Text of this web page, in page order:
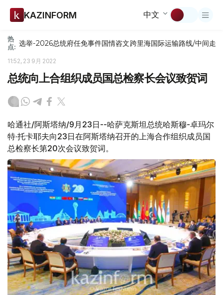
KAZINFORM 中文
热
点: 选举-2026总统府任免事件国情咨文跨里海国际运输路线/中间走廊
11:52, 23 9月 2022
总统向上合组织成员国总检察长会议致贺词
哈通社/阿斯塔纳/9月23日--哈萨克斯坦总统哈斯穆-卓玛尔
特·托卡耶夫向23日在阿斯塔纳召开的上海合作组织成员国
总检察长第20次会议致贺词。